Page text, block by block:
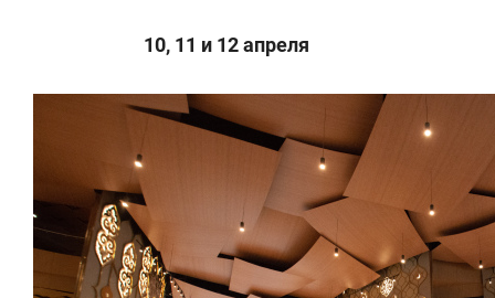
10, 11 и 12 апреля